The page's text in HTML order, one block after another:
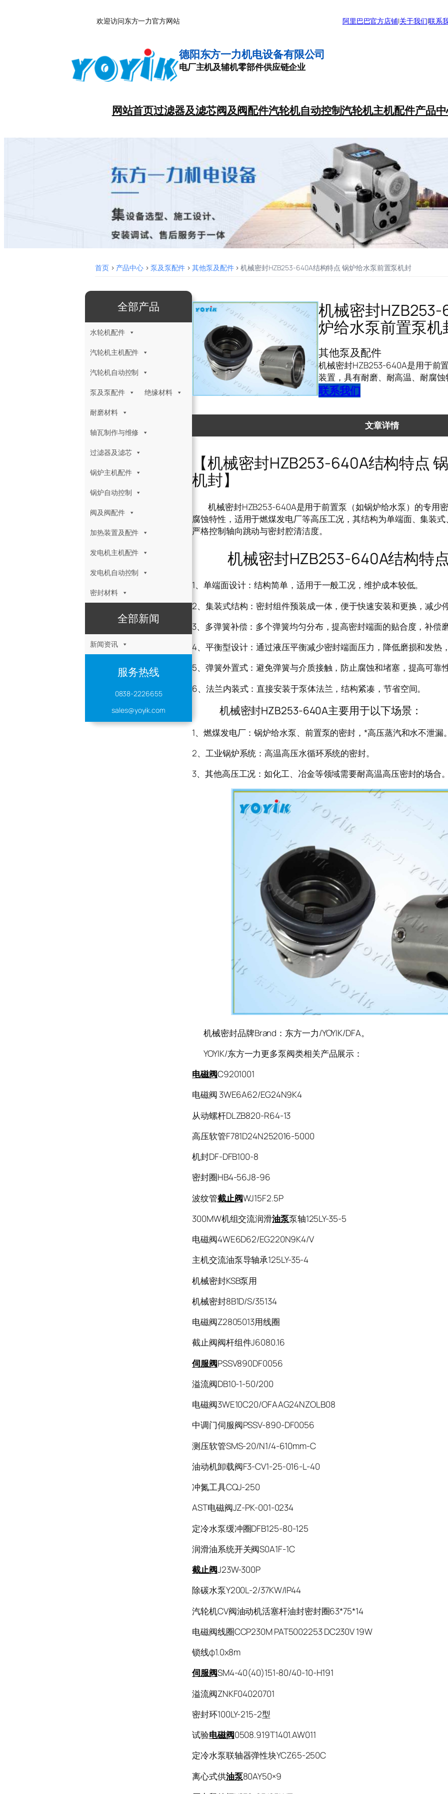
欢迎访问东方一力官方网站 阿里巴巴官方店铺|关于我们|联系
德阳东方一力机电设备有限公司
电厂主机及辅机零部件供应链企业
网站首页过滤器及滤芯阀及阀配件汽轮机自动控制汽轮机主机配件产品
首页> 产品中心 > 泵及泵配件 >其他泵及配件>机械密封HZB253-640A结构特点 锅炉给水泵前置泵机封
全部产品
水轮机配件
汽轮机主机配件
汽轮机自动控制
泵及泵配件 绝缘材料
耐磨材料
轴瓦制作与维修
过滤器及滤芯
锅炉主机配件
锅炉自动控制
阀及阀配件
加热装置及配件
发电机主机配件
发电机自动控制
密封材料
全部新闻
新闻资讯
服务热线
0838-2226655
sales@yoyik.com
机械密封
炉给水泵前置泵机
其他泵及配件
机械密封HZB253-640A是用于前
装置，具有耐磨、耐高温、耐腐
联系我们
文章详情
【机械密封HZB253-640A结构特点
机封】
机械密封HZB253-640A是用于前置泵（如锅炉给水泵）的专用
腐蚀特性，适用于燃煤发电厂等高压工况，其结构为单端面、集装
严格控制轴向跳动与密封腔清洁度。
机械密封HZB253-640A结构特
1、单端面设计：结构简单，适用于一般工况，维护成本较低。
2、集装式结构：密封组件预装成一体，便于快速安装和更换，减少
3、多弹簧补偿：多个弹簧均匀分布，提高密封端面的贴合度，补偿
4、平衡型设计：通过液压平衡减少密封端面压力，降低磨损和发热
5、弹簧外置式：避免弹簧与介质接触，防止腐蚀和堵塞，提高可靠
6、法兰内装式：直接安装于泵体法兰，结构紧凑，节省空间。
机械密封HZB253-640A主要用于以下场景：
1、燃煤发电厂：锅炉给水泵、前置泵的密封，*高压蒸汽和水不泄漏
2、工业锅炉系统：高温高压水循环系统的密封。
3、其他高压工况：如化工、冶金等领域需要耐高温高压密封的场合
机械密封品牌Brand：东方一力/YOYIK/DFA。
YOYIK/东方一力更多泵阀类相关产品展示：
电磁阀C9201001
电磁阀 3WE6A62/EG24N9K4
从动螺杆DLZB820-R64-13
高压软管F781D24N252016-5000
机封DF-DFB100-8
密封圈HB4-56J8-96
波纹管截止阀WJ15F2.5P
300MW机组交流润滑油泵泵轴125LY-35-5
电磁阀4WE6D62/EG220N9K4/V
主机交流油泵导轴承125LY-35-4
机械密封KSB泵用
机械密封8B1D/S/35134
电磁阀Z2805013用线圈
截止阀阀杆组件J6080.16
伺服阀PSSV890DF0056
溢流阀DB10-1-50/200
电磁阀3WE10C20/OFAAG24NZOLB08
中调门伺服阀PSSV-890-DF0056
测压软管SMS-20/N1/4-610mm-C
油动机卸载阀F3-CV1-25-016-L-40
冲氮工具CQJ-250
AST电磁阀JZ-PK-001-0234
定冷水泵缓冲圈DFB125-80-125
润滑油系统开关阀S0A1F-1C
截止阀J23W-300P
除碳水泵Y200L-2/37KW/IP44
汽轮机CV阀油动机活塞杆油封密封圈63*75*14
电磁阀线圈CCP230M PAT5002253 DC230V 19W
锁线ф1.0x8m
伺服阀SM4-40(40)151-80/40-10-H191
溢流阀ZNKF04020701
密封环100LY-215-2型
试验电磁阀0508.919T1401.AW011
定冷水泵联轴器弹性块YCZ65-250C
离心式供油泵80AY50×9